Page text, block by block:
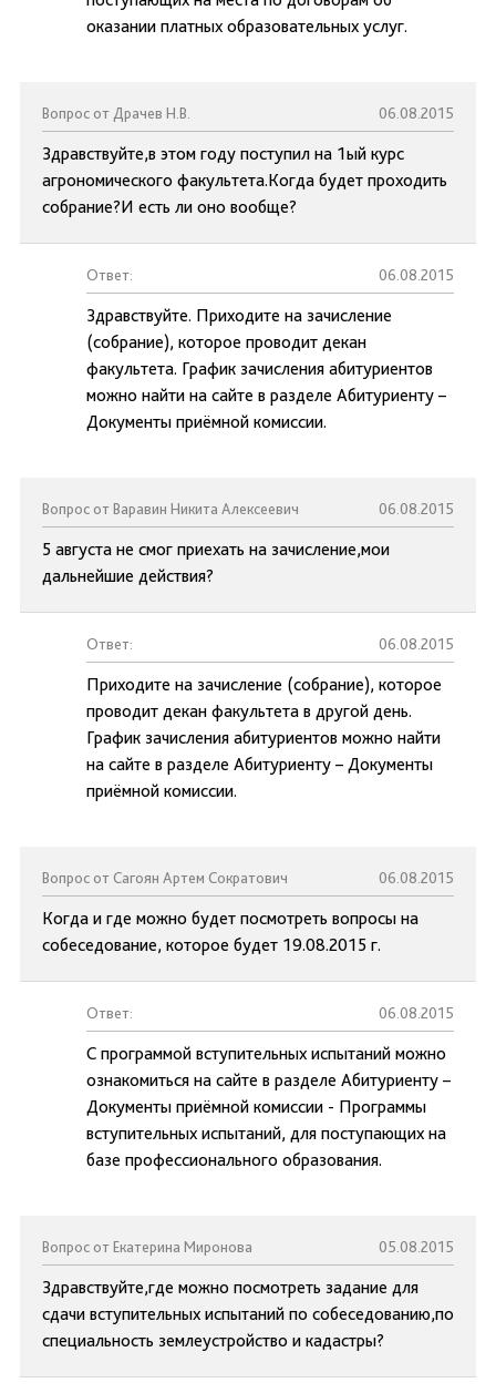
оказании платных образовательных услуг.
Вопрос от Драчев Н.В. 06.08.2015
Здравствуйте,в этом году поступил на 1ый курс
агрономического факультета.Когда будет проходить
собрание?И есть ли оно вообще?
Ответ: 06.08.2015
Здравствуйте. Приходите на зачисление
(собрание), которое проводит декан
факультета. График зачисления абитуриентов
можно найти на сайте в разделе Абитуриенту –
Документы приёмной комиссии.
Вопрос от Варавин Никита Алексеевич 06.08.2015
5 августа не смог приехать на зачисление,мои
дальнейшие действия?
Ответ: 06.08.2015
Приходите на зачисление (собрание), которое
проводит декан факультета в другой день.
График зачисления абитуриентов можно найти
на сайте в разделе Абитуриенту – Документы
приёмной комиссии.
Вопрос от Сагоян Артем Сократович 06.08.2015
Когда и где можно будет посмотреть вопросы на
собеседование, которое будет 19.08.2015 г.
Ответ: 06.08.2015
С программой вступительных испытаний можно
ознакомиться на сайте в разделе Абитуриенту –
Документы приёмной комиссии - Программы
вступительных испытаний, для поступающих на
базе профессионального образования.
Вопрос от Екатерина Миронова 05.08.2015
Здравствуйте,где можно посмотреть задание для
сдачи вступительных испытаний по собеседованию,по
специальность землеустройство и кадастры?